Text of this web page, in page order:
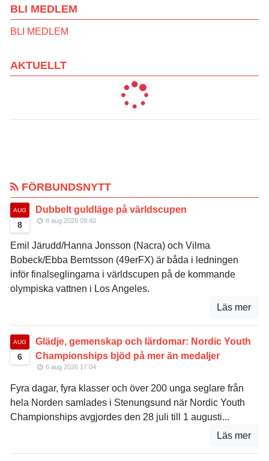
BLI MEDLEM
BLI MEDLEM
AKTUELLT
FÖRBUNDSNYTT
AUG
8
Dubbelt guldläge på världscupen
8 aug 2026 09:40
Emil Järudd/Hanna Jonsson (Nacra) och Vilma
Bobeck/Ebba Berntsson (49erFX) är båda i ledningen
inför finalseglingarna i världscupen på de kommande
olympiska vattnen i Los Angeles.
Läs mer
AUG
6
Glädje, gemenskap och lärdomar: Nordic Youth
Championships bjöd på mer än medaljer
6 aug 2026 17:04
Fyra dagar, fyra klasser och över 200 unga seglare från
hela Norden samlades i Stenungsund när Nordic Youth
Championships avgjordes den 28 juli till 1 augusti...
Läs mer